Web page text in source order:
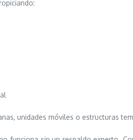
unidades móviles o estructuras